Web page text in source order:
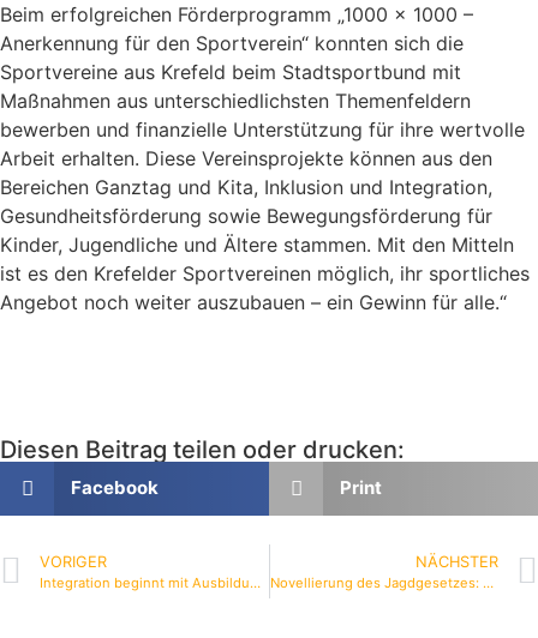
Beim erfolgreichen Förderprogramm „1000 x 1000 –
Anerkennung für den Sportverein“ konnten sich die
Sportvereine aus Krefeld beim Stadtsportbund mit
Maßnahmen aus unterschiedlichsten Themenfeldern
bewerben und finanzielle Unterstützung für ihre wertvolle
Arbeit erhalten. Diese Vereinsprojekte können aus den
Bereichen Ganztag und Kita, Inklusion und Integration,
Gesundheitsförderung sowie Bewegungsförderung für
Kinder, Jugendliche und Ältere stammen. Mit den Mitteln
ist es den Krefelder Sportvereinen möglich, ihr sportliches
Angebot noch weiter auszubauen – ein Gewinn für alle.“
Diesen Beitrag teilen oder drucken:
Facebook Print
VORIGER
Integration beginnt mit Ausbildung und Arbeit
NÄCHSTER
Novellierung des Jagdgesetzes: Das neue Jagdrecht wird nachhaltig und modern